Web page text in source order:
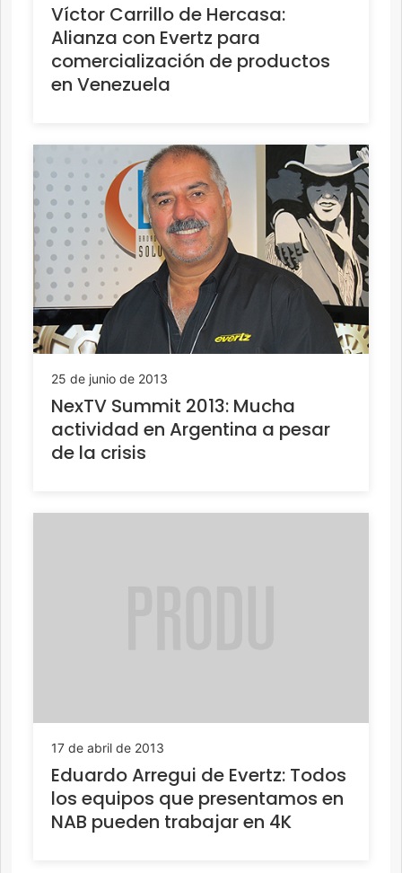
Víctor Carrillo de Hercasa:
Alianza con Evertz para
comercialización de productos
en Venezuela
25 de junio de 2013
NexTV Summit 2013: Mucha
actividad en Argentina a pesar
de la crisis
17 de abril de 2013
Eduardo Arregui de Evertz: Todos
los equipos que presentamos en
NAB pueden trabajar en 4K